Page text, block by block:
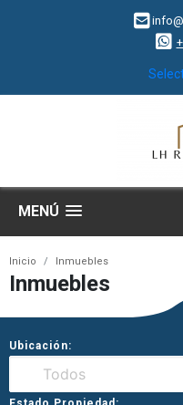
MENÚ
Inicio Inmuebles
Inmuebles
Ubicación: